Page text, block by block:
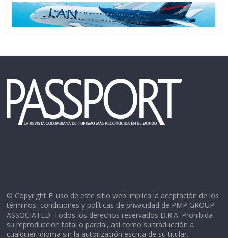
© Copyright El uso de este sitio web implica la aceptación de los
términos, condiciones y políticas de privacidad de PMP GROUP
ASSOCIATED. Todos los derechos reservados D.R.A. Prohibida
su reproducción total o parcial, así como su traducción a
cualquier idioma sin la autorización escrita de su titular.